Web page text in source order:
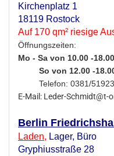
Kirchenplatz 1
18119 Rostock
Auf 170 qm² riesige
Öffnungszeiten:
Mo - Sa von 10.00 -
So von 12.00 -
Telefon: 0381/
E-Mail: Leder-Schmidt@t-
Berlin
Laden, Lager, Büro
Gryphiusstraße 28